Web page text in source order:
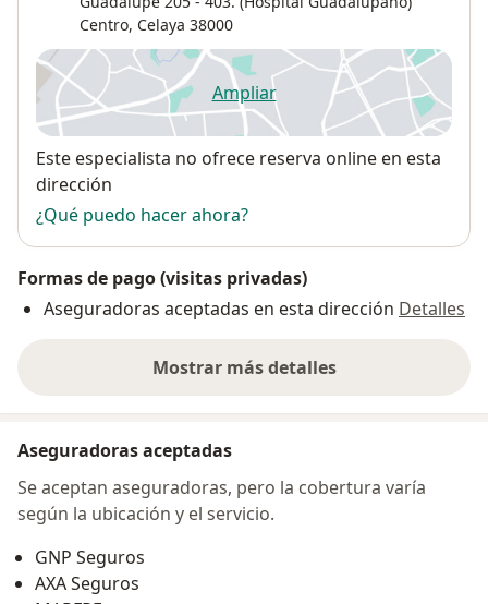
Centro, Celaya 38000
Ampliarse abre en una nueva
Disponibilidad
Este especialista no ofrece reserva online en esta
dirección
¿Qué puedo hacer ahora?
Formas de pago (visitas privadas)
Aseguradoras aceptadas en esta dirección Detalles
Mostrar más detalles
sobre la dirección
Aseguradoras aceptadas
Se aceptan aseguradoras, pero la cobertura varía
según la ubicación y el servicio.
GNP Seguros
AXA Seguros